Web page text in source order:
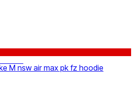
M nsw air max pk fz hoodie